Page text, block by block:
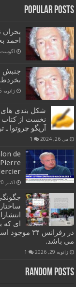
Popular Posts
بحران
احمد
آگوست 24,
جنبش
ژانویه 25, 2026
شکل بندی های
آریگو چروتوا
می 26, 2024 1
de
اکتبر 20, 2024
می باشد.
ژانویه 29, 2026 1
Random Posts